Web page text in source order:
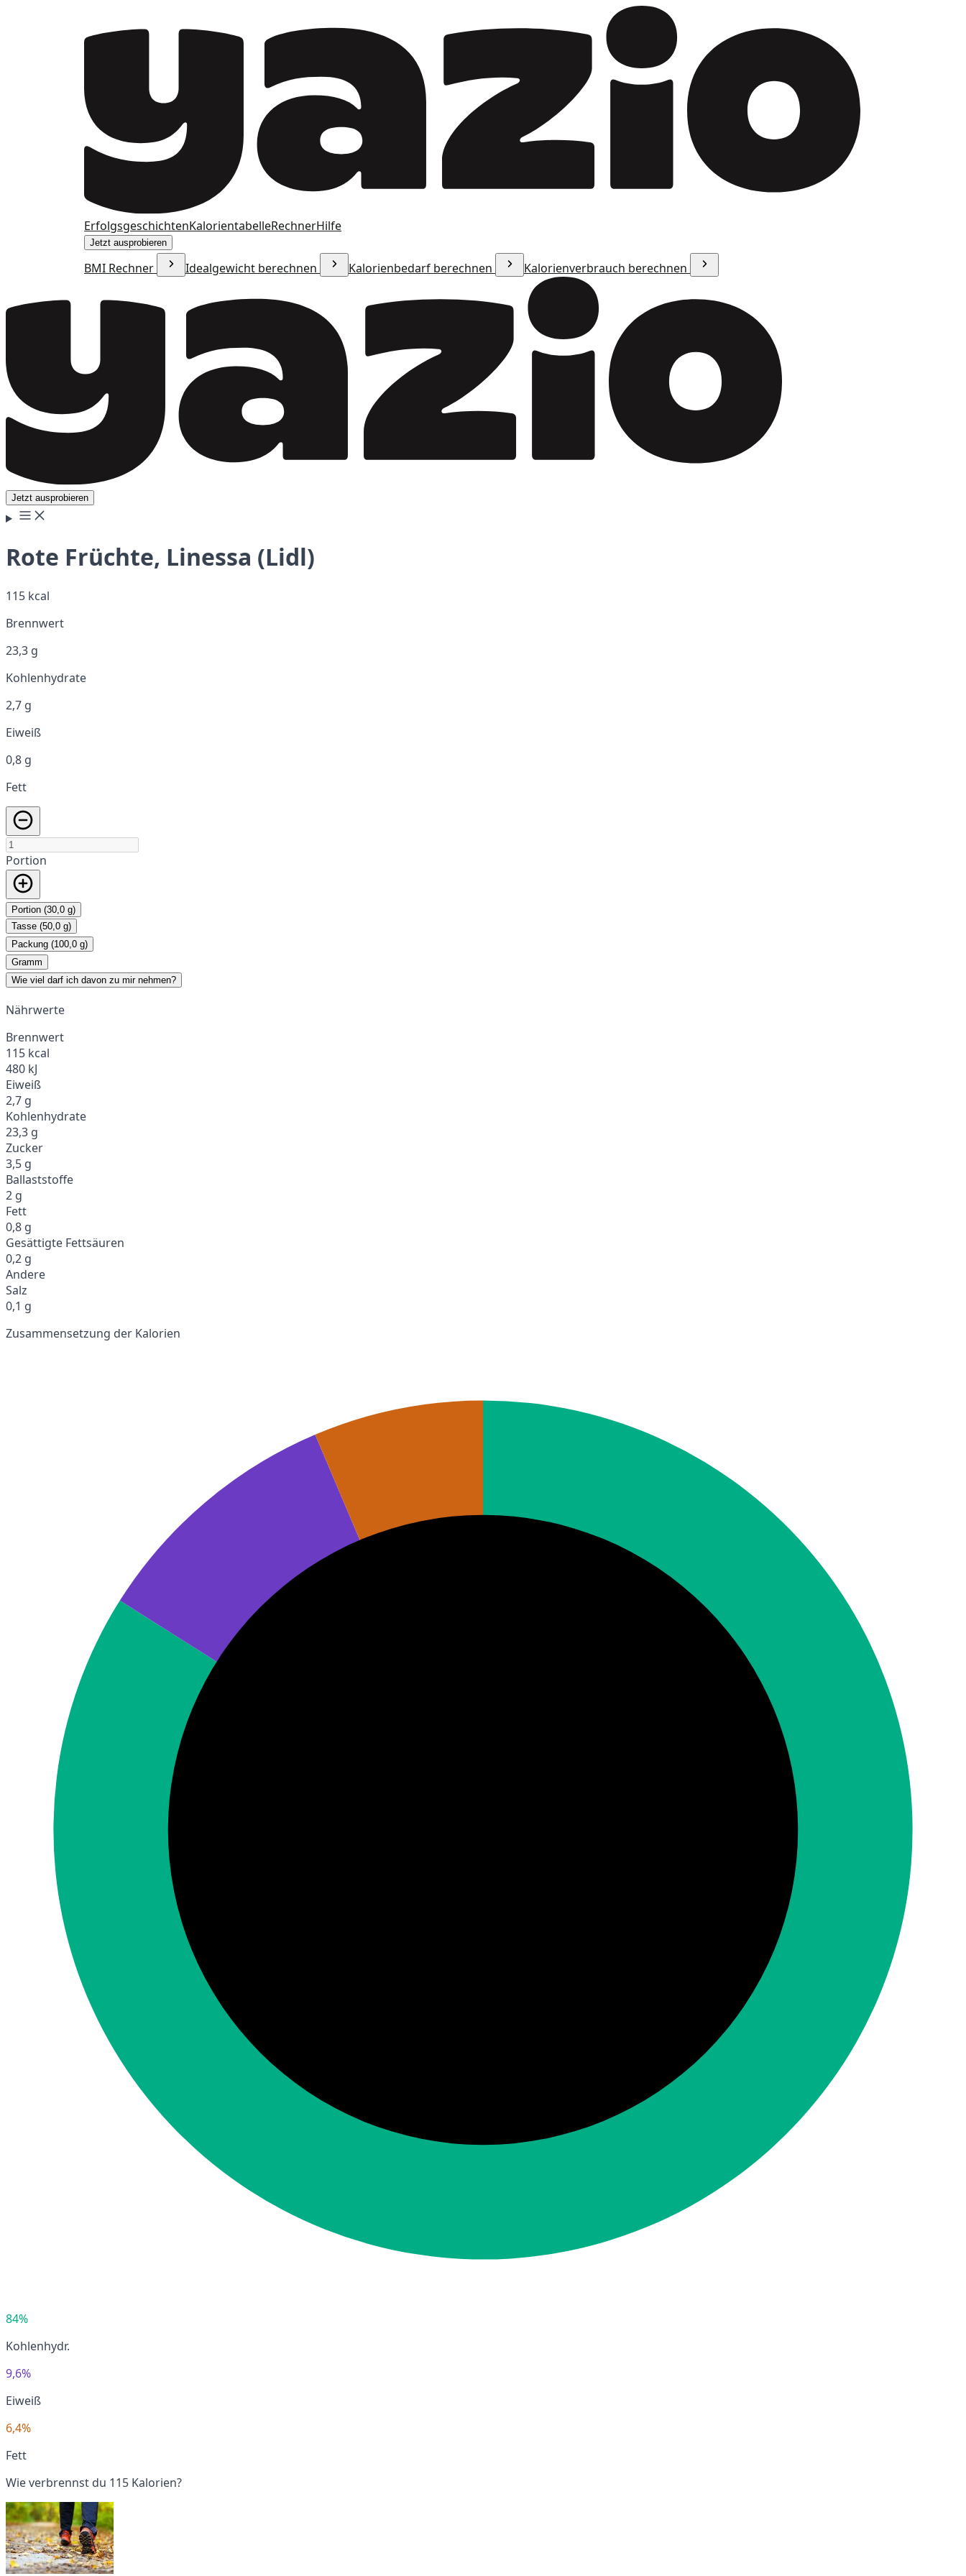
ErfolgsgeschichtenKalorientabelleRechnerHilfe
Jetzt ausprobieren
BMI Rechner Idealgewicht berechnen Kalorienbedarf berechnen Kalorienverbrauch berechnen
Jetzt ausprobieren
Rote Früchte, Linessa (Lidl)
115 kcal
Brennwert
23,3 g
Kohlenhydrate
2,7 g
Eiweiß
0,8 g
Fett
Portion
Portion (30,0 g)
Tasse (50,0 g)
Packung (100,0 g)
Gramm
Wie viel darf ich davon zu mir nehmen?
Nährwerte
Brennwert
115 kcal
480 kJ
Eiweiß
2,7 g
Kohlenhydrate
23,3 g
Zucker
3,5 g
Ballaststoffe
2 g
Fett
0,8 g
Gesättigte Fettsäuren
0,2 g
Andere
Salz
0,1 g
Zusammensetzung der Kalorien
84%
Kohlenhydr.
9,6%
Eiweiß
6,4%
Fett
Wie verbrennst du 115 Kalorien?